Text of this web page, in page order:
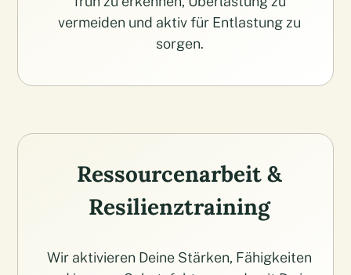
vermeiden und aktiv für Entlastung zu
sorgen.
Ressourcenarbeit &
Resilienztraining
Wir aktivieren Deine Stärken, Fähigkeiten